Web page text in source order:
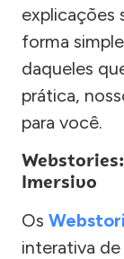
explicações
forma
daqueles
prática,
para você.
Imersivo
Os
interativa